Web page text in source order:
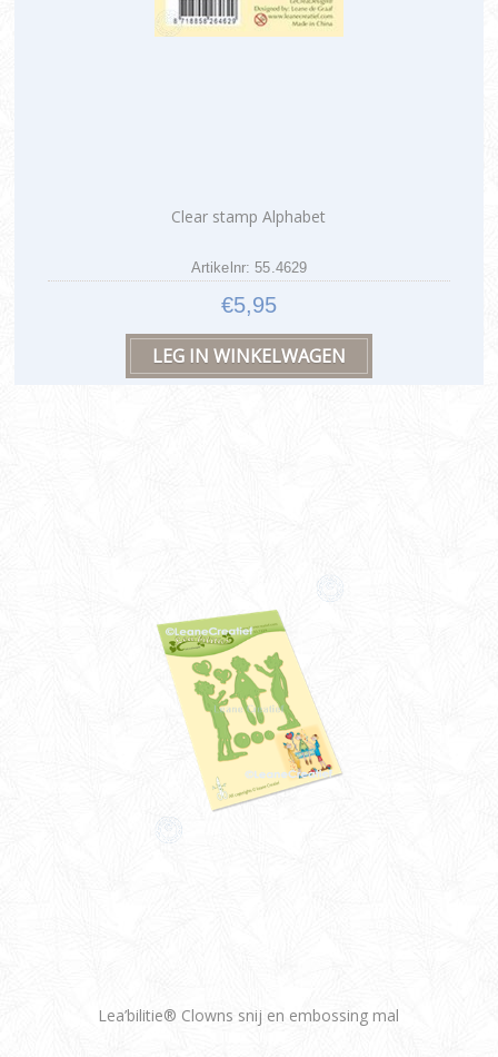
Clear stamp Alphabet
Artikelnr: 55.4629
€5,95
Lea’bilitie® Clowns snij en embossing mal